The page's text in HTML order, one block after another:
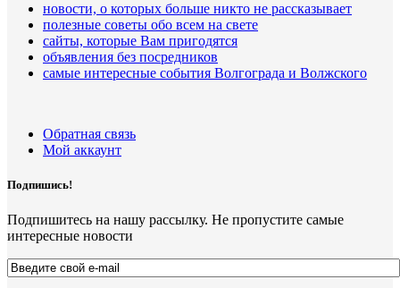
новости, о которых больше никто не рассказывает
полезные советы обо всем на свете
сайты, которые Вам пригодятся
объявления без посредников
самые интересные события Волгограда и Волжского
Обратная связь
Мой аккаунт
Подпишись!
Подпишитесь на нашу рассылку. Не пропустите самые
интересные новости